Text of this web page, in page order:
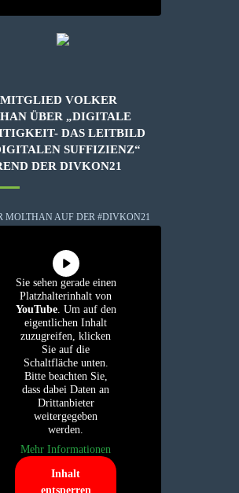
MITGLIED VOLKER
ÜBER „DIGITALE
DAS LEITBILD
SUFFIZIENZ“
DER DIVKON21
MOLTHAN AUF DER #DIVKON21
Sie sehen gerade einen
Platzhalterinhalt von
YouTube. Um auf den
eigentlichen Inhalt
zuzugreifen, klicken
Sie auf die
Schaltfläche unten.
Bitte beachten Sie,
dass dabei Daten an
Drittanbieter
weitergegeben
werden.
Mehr Informationen
Inhalt
entsperren